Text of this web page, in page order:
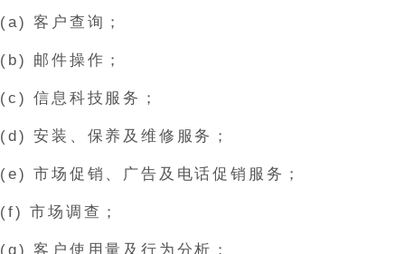
(a) 客户查询；
(b) 邮件操作；
(c) 信息科技服务；
(d) 安装、保养及维修服务；
(e) 市场促销、广告及电话促销服务；
(f) 市场调查；
(g) 客户使用量及行为分析；